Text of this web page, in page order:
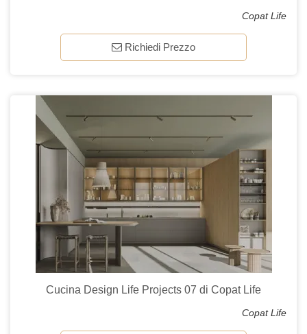
Copat Life
Richiedi Prezzo
Cucina Design Life Projects 07 di Copat Life
Copat Life